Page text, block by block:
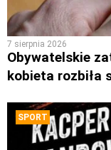
7 sierpnia 2026
Obywatelskie
kobieta rozbiła
SPORT